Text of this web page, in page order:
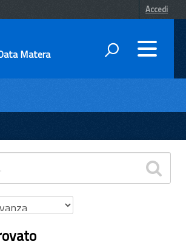
Accedi
Matera